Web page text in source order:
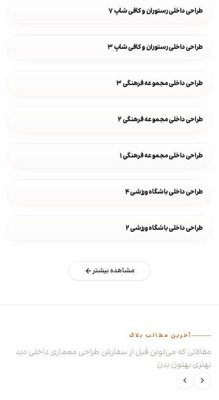
طراحی داخلی رستوران و کافی شاپ ۷
طراحی داخلی رستوران و کافی شاپ ۳
طراحی داخلی مجموعه فرهنگی ۳
طراحی داخلی مجموعه فرهنگی ۲
طراحی داخلی مجموعه فرهنگی ۱
طراحی داخلی باشگاه ورزشی ۴
طراحی داخلی باشگاه ورزشی ۲
مشاهده بیشتر
آخرین مطالب بلاگ
مقالاتی که می‌تونن قبل از سفارش طراحی معماری داخلی دید
بهتری بهتون بدن